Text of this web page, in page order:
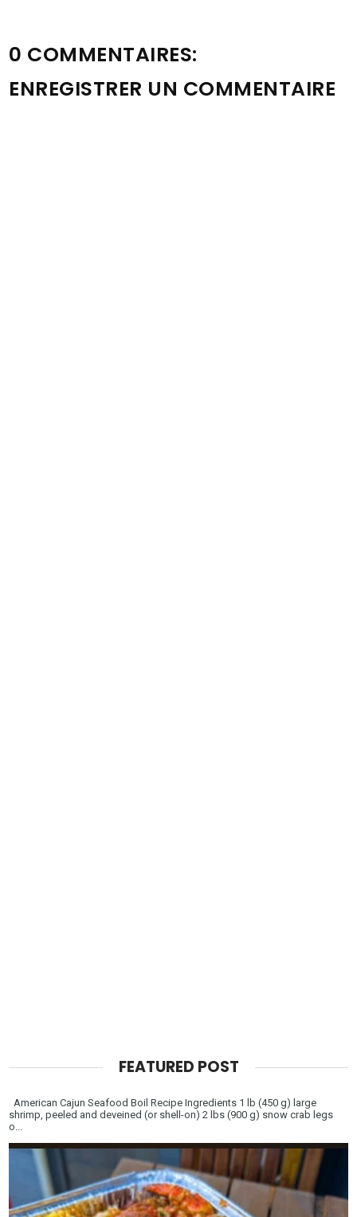
0 COMMENTAIRES:
ENREGISTRER UN COMMENTAIRE
FEATURED POST
American Cajun Seafood Boil Recipe Ingredients 1 lb (450 g) large
shrimp, peeled and deveined (or shell-on) 2 lbs (900 g) snow crab legs
o...